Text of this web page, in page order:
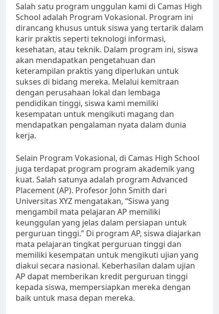
Salah satu program unggulan kami di Camas High
School adalah Program Vokasional. Program ini
dirancang khusus untuk siswa yang tertarik dalam
karir praktis seperti teknologi informasi,
kesehatan, atau teknik. Dalam program ini, siswa
akan mendapatkan pengetahuan dan
keterampilan praktis yang diperlukan untuk
sukses di bidang mereka. Melalui kemitraan
dengan perusahaan lokal dan lembaga
pendidikan tinggi, siswa kami memiliki
kesempatan untuk mengikuti magang dan
mendapatkan pengalaman nyata dalam dunia
kerja.
Selain Program Vokasional, di Camas High School
juga terdapat program program akademik yang
kuat. Salah satunya adalah program Advanced
Placement (AP). Profesor John Smith dari
Universitas XYZ mengatakan, “Siswa yang
mengambil mata pelajaran AP memiliki
keunggulan yang jelas dalam persiapan untuk
perguruan tinggi.” Di program AP, siswa diajarkan
mata pelajaran tingkat perguruan tinggi dan
memiliki kesempatan untuk mengikuti ujian yang
diakui secara nasional. Keberhasilan dalam ujian
AP dapat memberikan kredit perguruan tinggi
kepada siswa, mempersiapkan mereka dengan
baik untuk masa depan mereka.